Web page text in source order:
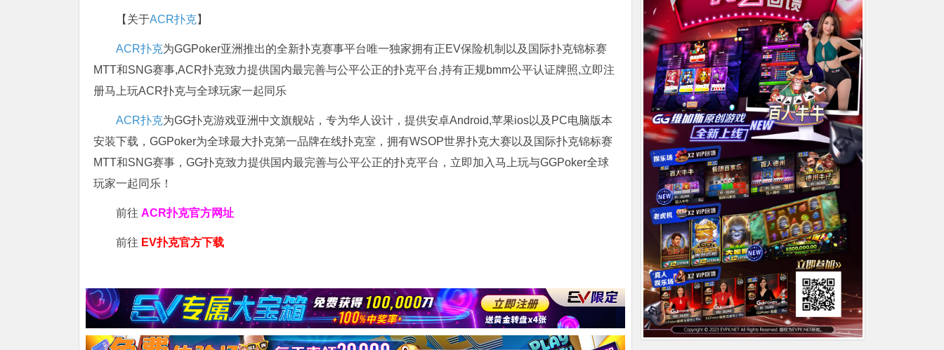
【关于ACR扑克】
ACR扑克为GGPoker亚洲推出的全新扑克赛事平台唯一独家拥有正EV保险机制以及国际扑克锦标赛
MTT和SNG赛事,ACR扑克致力提供国内最完善与公平公正的扑克平台,持有正规bmm公平认证牌照,立即注
册马上玩ACR扑克与全球玩家一起同乐
ACR扑克为GG扑克游戏亚洲中文旗舰站，专为华人设计，提供安卓Android,苹果ios以及PC电脑版本
安装下载，GGPoker为全球最大扑克第一品牌在线扑克室，拥有WSOP世界扑克大赛以及国际扑克锦标赛
MTT和SNG赛事，GG扑克致力提供国内最完善与公平公正的扑克平台，立即加入马上玩与GGPoker全球
玩家一起同乐！
前往 ACR扑克官方网址
前往 EV扑克官方下载